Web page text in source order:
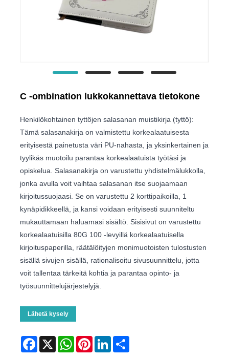
C -ombination lukkokannettava tietokone
Henkilökohtainen tyttöjen salasanan muistikirja (tyttö):
Tämä salasanakirja on valmistettu korkealaatuisesta
erityisestä painetusta väri PU-nahasta, ja yksinkertainen ja
tyylikäs muotoilu parantaa korkealaatuista työtäsi ja
opiskelua. Salasanakirja on varustettu yhdistelmälukkolla,
jonka avulla voit vaihtaa salasanan itse suojaamaan
kirjoitussuojaasi. Se on varustettu 2 korttipaikoilla, 1
kynäpidikkeellä, ja kansi voidaan erityisesti suunniteltu
mukauttamaan haluamasi sisältö. Sisisivut on varustettu
korkealaatuisilla 80G 100 -levyillä korkealaatuisella
kirjoituspaperilla, räätälöityjen monimuotoisten tulostusten
sisällä sivujen sisällä, rationalisoitu sivusuunnittelu, jotta
voit tallentaa tärkeitä kohtia ja parantaa opinto- ja
työsuunnittelujärjestelyjä.
Lähetä kysely
Facebook
X WhatsAppPinterestLinkedIn